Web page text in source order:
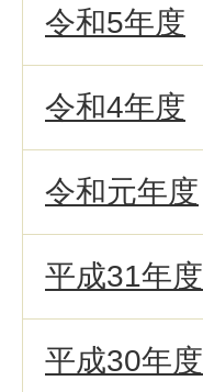
令和5年度
令和4年度
令和元年度
平成31年度
平成30年度